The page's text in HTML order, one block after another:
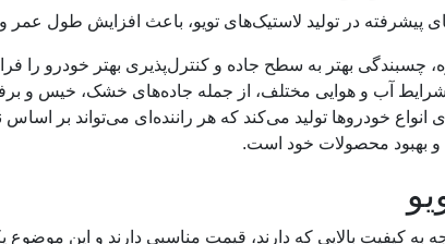
پیشرفته در تولید لاستیک‌های تویو، باعث افزایش طول
بهتر به سطح جاده و کنترل‌پذیری بهتر خودرو را
شرایط آب و هوایی مختلف، از جمله جاده‌های خشک، خیس و
انواع خودروها تولید می‌کند که هر راننده‌ای می‌تواند بر
و بهبود محصولات خود است.
به کیفیت بالایی که دارند، قیمت مناسبی دارند و این